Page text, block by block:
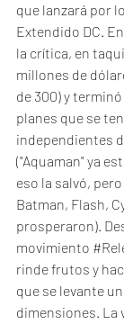
que lanzará por
Extendido DC.
la crítica, en
millones de
de 300) y
planes que se
independientes
("Aquaman" ya
eso la salvó,
Batman, Flash,
prosperaron).
movimiento
rinde frutos y
que se levante
dimensiones. La